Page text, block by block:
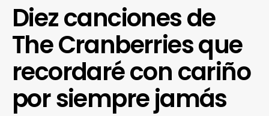
Diez canciones de
The Cranberries que
recordaré con cariño
por siempre jamás